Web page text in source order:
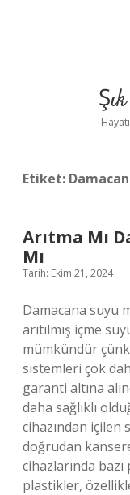
Etiket:
Arıtma Mı
Mı
Tarih: Ekim 21, 2024
Damacana suyu
arıtılmış içme
mümkündür
sistemleri çok
garanti altına
daha sağlıklı
cihazından içilen
doğrudan
cihazlarında
plastikler,